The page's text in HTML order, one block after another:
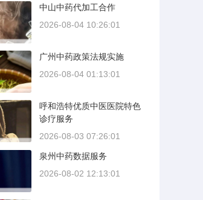
中山中药代加工合作
2026-08-04 10:26:01
广州中药政策法规实施
2026-08-04 01:13:01
呼和浩特优质中医医院特色
诊疗服务
2026-08-03 07:26:01
泉州中药数据服务
2026-08-02 12:13:01